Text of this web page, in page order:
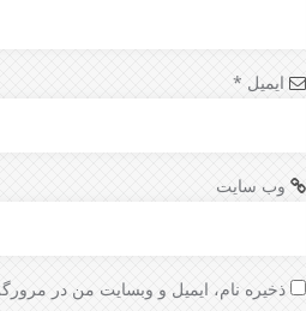
ایمیل *
وب‌ سایت
ذخیره نام، ایمیل و وبسایت من در